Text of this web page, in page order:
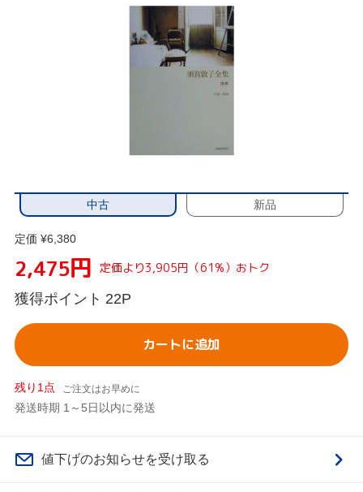
中古 新品
定価 ¥6,380
2,475円 定価より3,905円（61%）おトク
獲得ポイント 22P
カートに追加
残り1点 ご注文はお早めに
発送時期 1～5日以内に発送
値下げのお知らせを受け取る